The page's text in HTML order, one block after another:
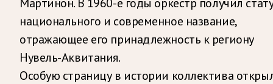
национального и современное название,
отражающее его принадлежность к региону
Нувель-Аквитания.
Особую страницу в истории коллектива